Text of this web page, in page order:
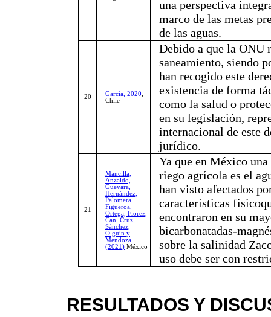
una perspectiva
marco de las metas
de las aguas.
20 García, 2020
Chile
Debido a que la ONU
saneamiento, siendo
han recogido este
existencia de forma
como la salud o
en su legislación,
internacional de este
jurídico.
21
Mancilla,
Anzaldo,
Guevara,
Hernández,
Palomera,
Figueroa,
Ortega, Florez,
Can, Cruz,
Sánchez,
Olguín y
Mendoza
(2021) México
Ya que en México
riego agrícola es el
han visto afectados
características
encontraron en su
bicarbonatadas-
sobre la salinidad
uso debe ser con
RESULTADOS Y